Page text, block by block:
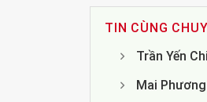
TIN CÙNG
Trần Yến
Mai